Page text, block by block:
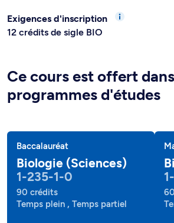
Exigences d'inscription
12 crédits de sigle BIO
Ce cours est offert
programmes d'études
Baccalauréat
Biologie (Sciences)
1-235-1-0
90 crédits
Temps plein , Temps partiel